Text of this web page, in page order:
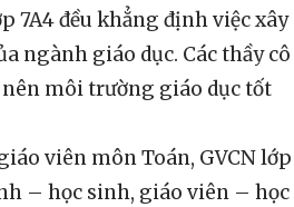
7A4 đều khẳng định việc xây
ngành giáo dục. Các thầy cô
môi trường giáo dục tốt
viên môn Toán, GVCN lớp
– học sinh, giáo viên – học